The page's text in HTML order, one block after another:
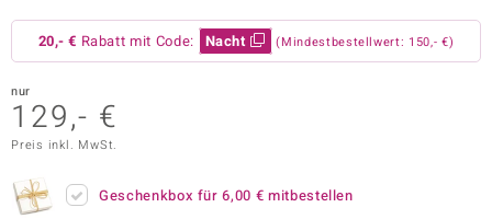
20,- € Rabatt mit Code: Nacht (Mindestbestellwert: 150,- €)
nur
129,- €
Preis inkl. MwSt.
Geschenkbox für6,00 € mitbestellen